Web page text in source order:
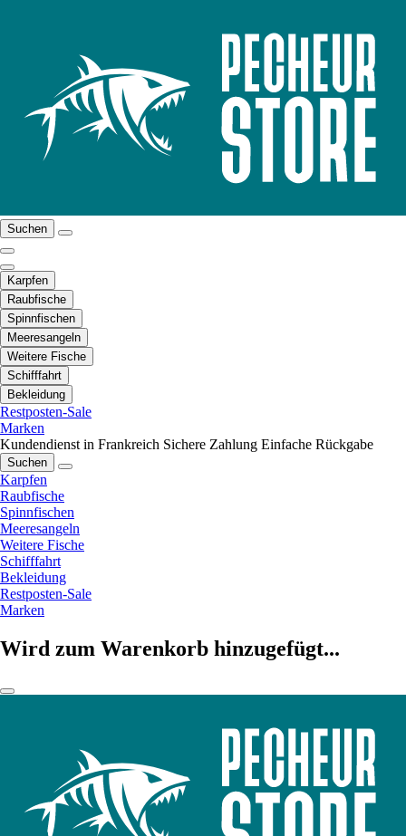
Suchen
Karpfen
Raubfische
Spinnfischen
Meeresangeln
Weitere Fische
Schifffahrt
Bekleidung
Restposten-Sale
Marken
Kundendienst in Frankreich Sichere Zahlung Einfache Rückgabe
Suchen
Karpfen
Raubfische
Spinnfischen
Meeresangeln
Weitere Fische
Schifffahrt
Bekleidung
Restposten-Sale
Marken
Wird zum Warenkorb hinzugefügt...